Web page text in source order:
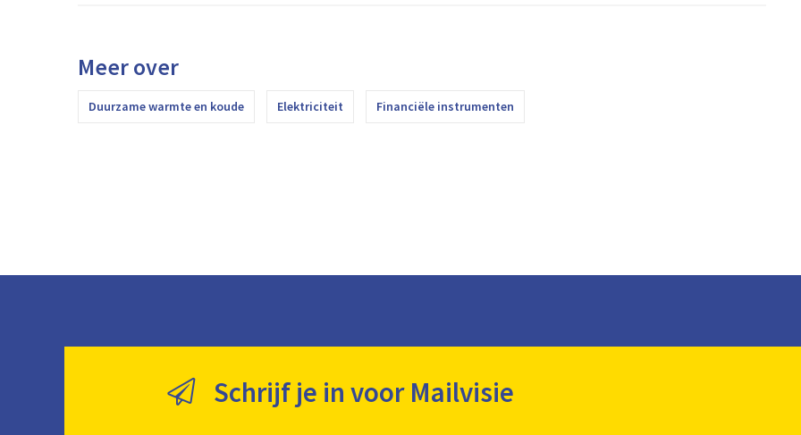
Meer over
Duurzame warmte en koude Elektriciteit Financiële instrumenten
Schrijf je in voor Mailvisie